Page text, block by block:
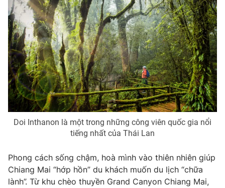
Doi Inthanon là một trong những công viên quốc gia nổi
tiếng nhất của Thái Lan
Phong cách sống chậm, hoà mình vào thiên nhiên giúp
Chiang Mai “hớp hồn” du khách muốn du lịch “chữa
lành”. Từ khu chèo thuyền Grand Canyon Chiang Mai,